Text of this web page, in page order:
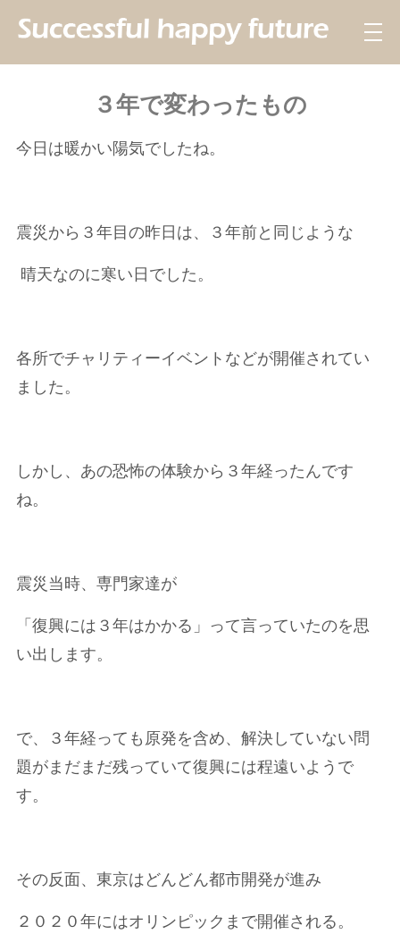
３年で変わったもの
今日は暖かい陽気でしたね。
震災から３年目の昨日は、３年前と同じような
晴天なのに寒い日でした。
各所でチャリティーイベントなどが開催されてい
ました。
しかし、あの恐怖の体験から３年経ったんです
ね。
震災当時、専門家達が
「復興には３年はかかる」って言っていたのを思
い出します。
で、３年経っても原発を含め、解決していない問
題がまだまだ残っていて復興には程遠いようで
す。
その反面、東京はどんどん都市開発が進み
２０２０年にはオリンピックまで開催される。